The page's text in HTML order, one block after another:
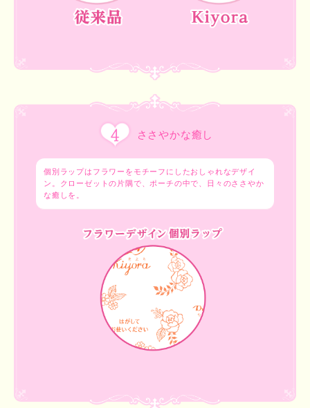
ささやかな癒し
個別ラップはフラワーをモチーフにしたおしゃれなデザイ
ン。クローゼットの片隅で、ポーチの中で、日々のささやか
な癒しを。